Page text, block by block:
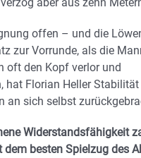
offen – und die
zur Vorrunde, als die
oft den Kopf verlor und
hat Florian Heller
an sich selbst
Widerstandsfähigkeit
dem besten Spielzug des